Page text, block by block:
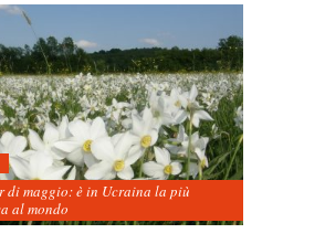
di maggio: è in Ucraina la più
al mondo